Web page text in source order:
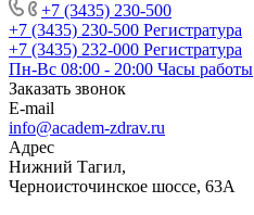
+7 (3435) 230-500
+7 (3435) 230-500 Регистратура
+7 (3435) 232-000 Регистратура
Пн-Вс 08:00 - 20:00 Часы работы
Заказать звонок
E-mail
info@academ-zdrav.ru
Адрес
Нижний Тагил,
Черноисточинское шоссе, 63А